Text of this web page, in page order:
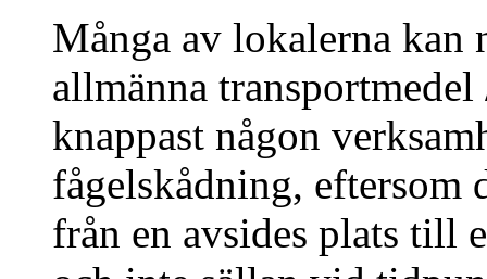
Många av lokalerna kan
allmänna
knappast någon
fågelskådning, eftersom
från en avsides plats till